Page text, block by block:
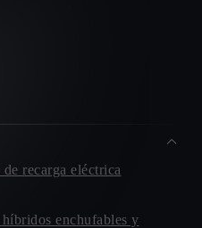
recarga eléctrica
enchufables y